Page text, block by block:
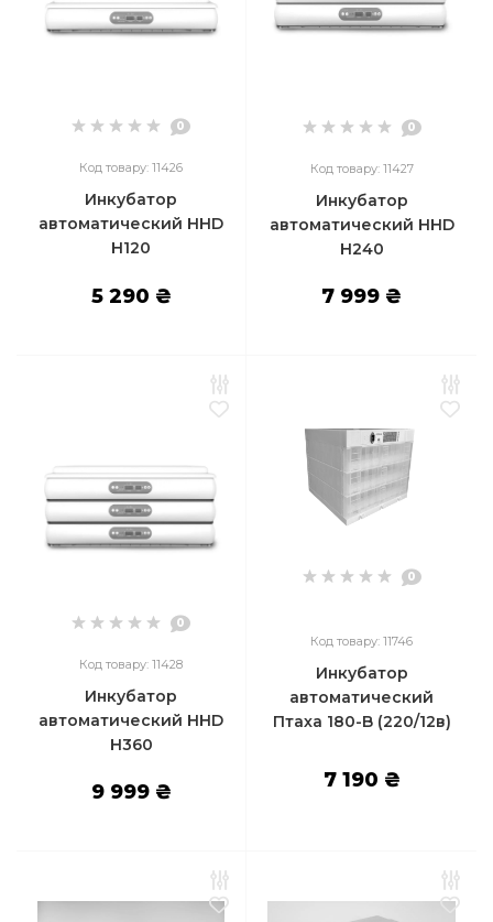
0
Код товару: 11426
Инкубатор
автоматический HHD
H120
5 290 ₴
0
Код товару: 11427
Инкубатор
автоматический HHD
H240
7 999 ₴
0
Код товару: 11428
Инкубатор
автоматический HHD
H360
9 999 ₴
0
Код товару: 11746
Инкубатор
автоматический
Птаха 180-B (220/12в)
7 190 ₴